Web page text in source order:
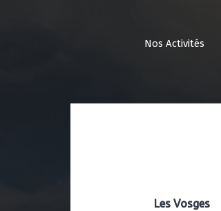
Nos Activités
Les Vosges